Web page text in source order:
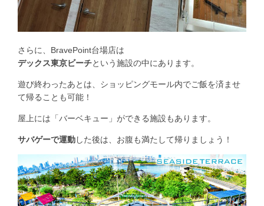
さらに、BravePoint台場店は
デックス東京ビーチという施設の中にあります。
遊び終わったあとは、ショッピングモール内でご飯を済ませ
て帰ることも可能！
屋上には「バーベキュー」ができる施設もあります。
サバゲーで運動した後は、お腹も満たして帰りましょう！